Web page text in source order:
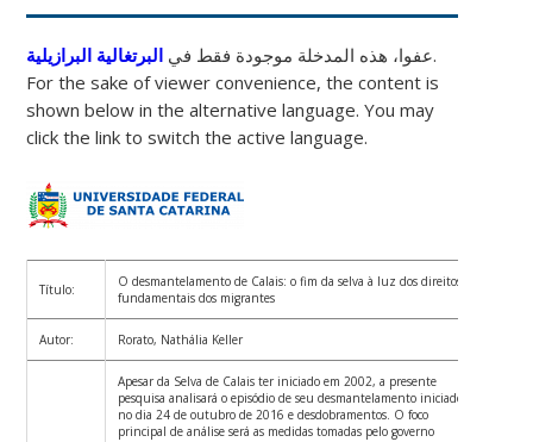
عفوا، هذه المدخلة موجودة فقط في البرتغالية البرازيلية
.
For the sake of viewer convenience, the content is
shown below in the alternative language. You may
click the link to switch the active language.
Título:
O desmantelamento de Calais: o fim da selva à luz dos direitos
fundamentais dos migrantes
Autor: Rorato, Nathália Keller
Apesar da Selva de Calais ter iniciado em 2002, a presente
pesquisa analisará o episódio de seu desmantelamento iniciado
no dia 24 de outubro de 2016 e desdobramentos. O foco
principal de análise será as medidas tomadas pelo governo